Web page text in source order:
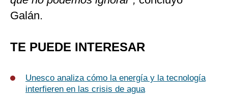
Galán.
TE PUEDE INTERESAR
Unesco analiza cómo la energía y la tecnología
interfieren en las crisis de agua